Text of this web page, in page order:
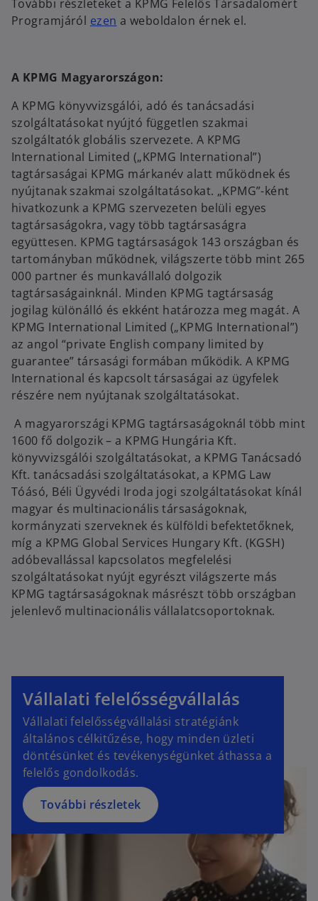
További részleteket a KPMG Felelős Társadalomért
Programjáról ezen a weboldalon érnek el.
A KPMG Magyarországon:
A KPMG könyvvizsgálói, adó és tanácsadási
szolgáltatásokat nyújtó független szakmai
szolgáltatók globális szervezete. A KPMG
International Limited („KPMG International”)
tagtársaságai KPMG márkanév alatt működnek és
nyújtanak szakmai szolgáltatásokat. „KPMG”-ként
hivatkozunk a KPMG szervezeten belüli egyes
tagtársaságokra, vagy több tagtársaságra
együttesen. KPMG tagtársaságok 143 országban és
tartományban működnek, világszerte több mint 265
000 partner és munkavállaló dolgozik
tagtársaságainknál. Minden KPMG tagtársaság
jogilag különálló és ekként határozza meg magát. A
KPMG International Limited („KPMG International”)
az angol “private English company limited by
guarantee” társasági formában működik. A KPMG
International és kapcsolt társaságai az ügyfelek
részére nem nyújtanak szolgáltatásokat.
A magyarországi KPMG tagtársaságoknál több mint
1600 fő dolgozik – a KPMG Hungária Kft.
könyvvizsgálói szolgáltatásokat, a KPMG Tanácsadó
Kft. tanácsadási szolgáltatásokat, a KPMG Law
Tóásó, Béli Ügyvédi Iroda jogi szolgáltatásokat kínál
magyar és multinacionális társaságoknak,
kormányzati szerveknek és külföldi befektetőknek,
míg a KPMG Global Services Hungary Kft. (KGSH)
adóbevallással kapcsolatos megfelelési
szolgáltatásokat nyújt egyrészt világszerte más
KPMG tagtársaságoknak másrészt több országban
jelenlevő multinacionális vállalatcsoportoknak.
Vállalati felelősségvállalás
Vállalati felelősségvállalási stratégiánk
általános célkitűzése, hogy minden üzleti
döntésünket és tevékenységünket áthassa a
felelős gondolkodás.
További részletek